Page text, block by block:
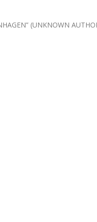
(UNKNOWN